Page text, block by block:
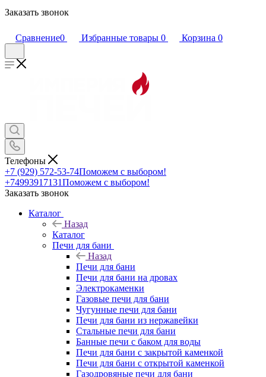
Заказать звонок
Сравнение0 Избранные товары 0 Корзина 0
Телефоны
+7 (929) 572-53-74Поможем с выбором!
+74993917131Поможем с выбором!
Заказать звонок
Каталог
Назад
Каталог
Печи для бани
Назад
Печи для бани
Печи для бани на дровах
Электрокаменки
Газовые печи для бани
Чугунные печи для бани
Печи для бани из нержавейки
Стальные печи для бани
Банные печи с баком для воды
Печи для бани с закрытой каменкой
Печи для бани с открытой каменкой
Газодровяные печи для бани